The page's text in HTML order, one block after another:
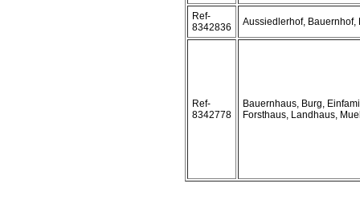
Ref-
8342836
Aussiedlerhof, Bauernhof,
Ref-
8342778
Bauernhaus, Burg,
Forsthaus, Landhaus,